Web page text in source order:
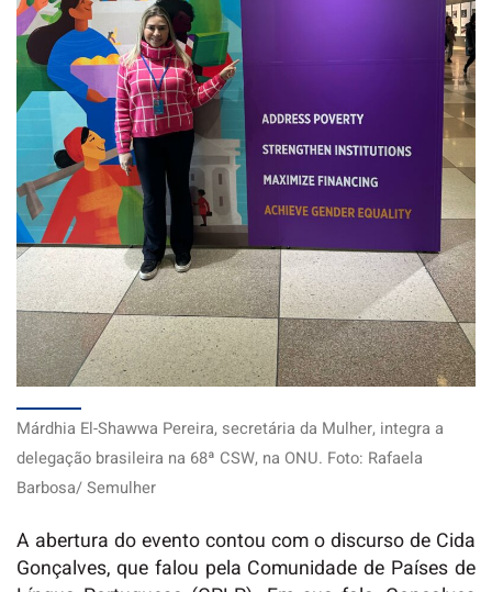
Márdhia El-Shawwa Pereira, secretária da Mulher, integra a
delegação brasileira na 68ª CSW, na ONU. Foto: Rafaela
Barbosa/ Semulher
A abertura do evento contou com o discurso de Cida
Gonçalves, que falou pela Comunidade de Países de